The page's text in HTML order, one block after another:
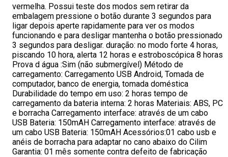
vermelha. Possui teste dos modos sem retirar da
embalagem pressione o botão durante 3 segundos para
ligar depois aperte rapidamente para ver os modos
funcionando e para desligar mantenha o botão pressionado
3 segundos para desligar. duração: no modo forte 4 horas,
piscando 10 hora, alerta 12 horas e estroboscópica 8 horas
Prova d água :Sim (não submergível) Método de
carregamento: Carregamento USB Android, Tomada de
computador, banco de energia, tomada doméstica
Durabilidade do tempo em uso: 2 horas tempo de
carregamento da bateria interna: 2 horas Materiais: ABS, PC
e borracha Carregamento interface: através de um cabo
USB Bateria: 150mAH Carregamento interface: através de
um cabo USB Bateria: 150mAH Acessórios:01 cabo usb e
anéis de borracha para adaptar no cano abaixo do Cilim
Garantia: 01 mês somente contra defeito de fabricação